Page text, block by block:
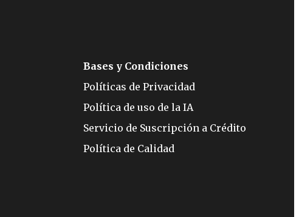
Bases y Condiciones
Políticas de Privacidad
Política de uso de la IA
Servicio de Suscripción a Crédito
Política de Calidad